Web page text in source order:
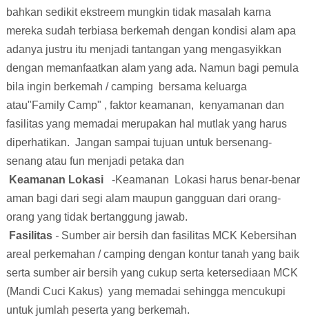
bahkan sedikit ekstreem mungkin tidak masalah karna
mereka sudah terbiasa berkemah dengan kondisi alam apa
adanya justru itu menjadi tantangan yang mengasyikkan
dengan memanfaatkan alam yang ada. Namun bagi pemula
bila ingin berkemah / camping bersama keluarga
atau"Family Camp" , faktor keamanan, kenyamanan dan
fasilitas yang memadai merupakan hal mutlak yang harus
diperhatikan. Jangan sampai tujuan untuk bersenang-
senang atau fun menjadi petaka dan
Keamanan Lokasi
-Keamanan
Lokasi harus benar-benar
aman bagi dari segi alam maupun gangguan dari orang-
orang yang tidak bertanggung jawab.
Fasilitas- Sumber air bersih dan fasilitas MCK Kebersihan
areal perkemahan / camping dengan kontur tanah yang baik
serta sumber air bersih yang cukup serta ketersediaan MCK
(Mandi Cuci Kakus) yang memadai sehingga mencukupi
untuk jumlah peserta yang berkemah.